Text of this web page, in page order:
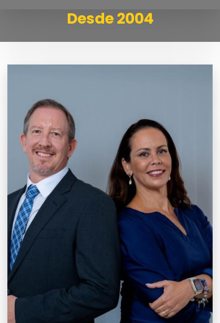
Desde 2004
20 anos de
Mercado e
Inovação